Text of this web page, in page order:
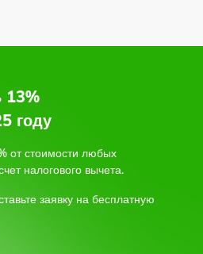
13%
году
от стоимости любых
налогового вычета.
заявку на бесплатную